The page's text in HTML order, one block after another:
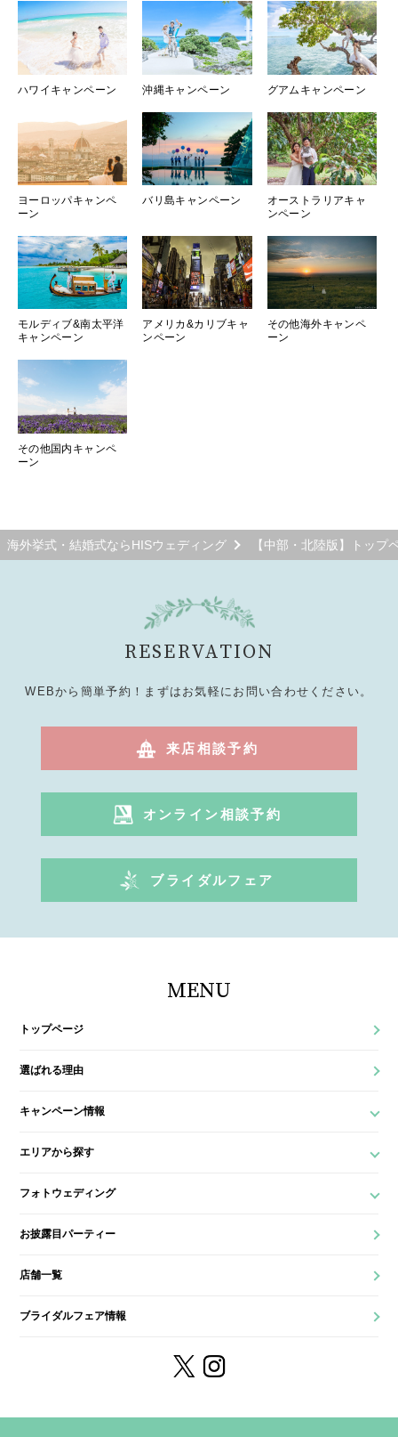
ハワイキャンペーン 沖縄キャンペーン グアムキャンペーン
ヨーロッパキャンペ
ーン
バリ島キャンペーン
オーストラリアキャ
ンペーン
モルディブ&南太平洋
キャンペーン
アメリカ&カリブキャ
ンペーン
その他海外キャンペ
ーン
その他国内キャンペ
ーン
海外挙式・結婚式ならHISウェディング 【中部・北陸版】トップ
RESERVATION
WEBから簡単予約！まずはお気軽にお問い合わせください。
来店相談予約
オンライン相談予約
ブライダルフェア
MENU
トップページ
選ばれる理由
キャンペーン情報
エリアから探す
フォトウェディング
お披露目パーティー
店舗一覧
ブライダルフェア情報